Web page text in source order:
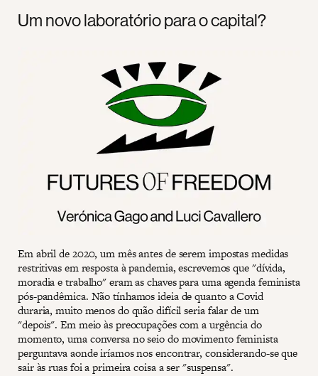
Um novo laboratório para o capital?
Em abril de 2020, um mês antes de serem impostas medidas
restritivas em resposta à pandemia, escrevemos que "dívida,
moradia e trabalho" eram as chaves para uma agenda feminista
pós-pandêmica. Não tínhamos ideia de quanto a Covid
duraria, muito menos do quão difícil seria falar de um
"depois". Em meio às preocupações com a urgência do
momento, uma conversa no seio do movimento feminista
perguntava aonde iríamos nos encontrar, considerando-se que
sair às ruas foi a primeira coisa a ser "suspensa".